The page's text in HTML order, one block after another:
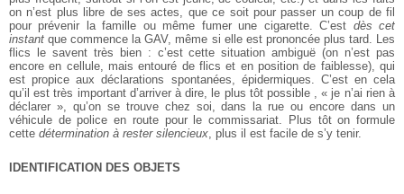
on n’est plus libre de ses actes, que ce soit pour passer un coup de fil
pour prévenir la famille ou même fumer une cigarette. C’est dès cet
instant que commence la GAV, même si elle est prononcée plus tard. Les
flics le savent très bien : c’est cette situation ambiguë (on n’est pas
encore en cellule, mais entouré de flics et en position de faiblesse), qui
est propice aux déclarations spontanées, épidermiques. C’est en cela
qu’il est très important d’arriver à dire, le plus tôt possible , « je n’ai rien à
déclarer », qu’on se trouve chez soi, dans la rue ou encore dans un
véhicule de police en route pour le commissariat. Plus tôt on formule
cette détermination à rester silencieux, plus il est facile de s’y tenir.
IDENTIFICATION DES OBJETS